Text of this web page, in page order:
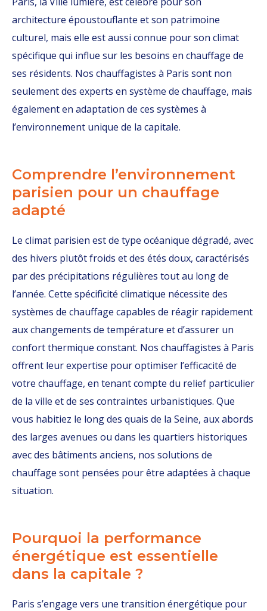
architecture époustouflante et son patrimoine
culturel, mais elle est aussi connue pour son climat
spécifique qui influe sur les besoins en chauffage de
ses résidents. Nos chauffagistes à Paris sont non
seulement des experts en système de chauffage, mais
également en adaptation de ces systèmes à
l’environnement unique de la capitale.
Comprendre l’environnement
parisien pour un chauffage
adapté
Le climat parisien est de type océanique dégradé, avec
des hivers plutôt froids et des étés doux, caractérisés
par des précipitations régulières tout au long de
l’année. Cette spécificité climatique nécessite des
systèmes de chauffage capables de réagir rapidement
aux changements de température et d’assurer un
confort thermique constant. Nos chauffagistes à Paris
offrent leur expertise pour optimiser l’efficacité de
votre chauffage, en tenant compte du relief particulier
de la ville et de ses contraintes urbanistiques. Que
vous habitiez le long des quais de la Seine, aux abords
des larges avenues ou dans les quartiers historiques
avec des bâtiments anciens, nos solutions de
chauffage sont pensées pour être adaptées à chaque
situation.
Pourquoi la performance
énergétique est essentielle
dans la capitale ?
Paris s’engage vers une transition énergétique pour